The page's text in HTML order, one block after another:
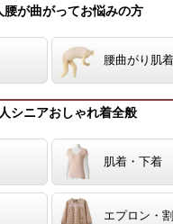
腰が曲がってお悩みの方
腰曲がり肌着
シニアおしゃれ着全般
肌着・下着
エプロン・